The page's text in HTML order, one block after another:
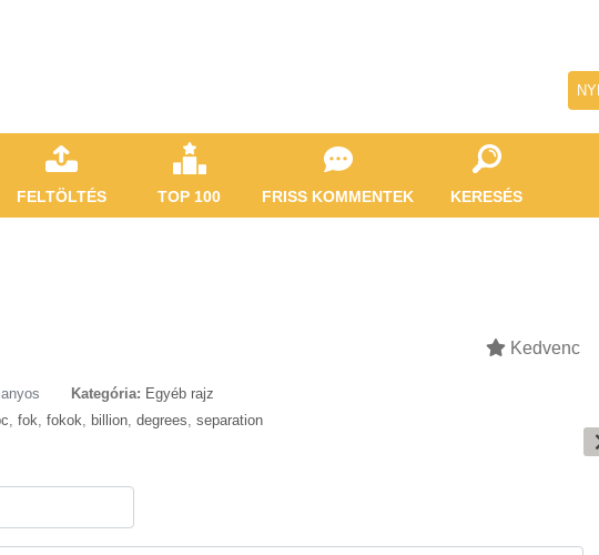
FELTÖLTÉS TOP 100 FRISS KOMMENTEK KERESÉS
Kedvenc
Kategória: Egyéb rajz
, fok, fokok, billion, degrees, separation